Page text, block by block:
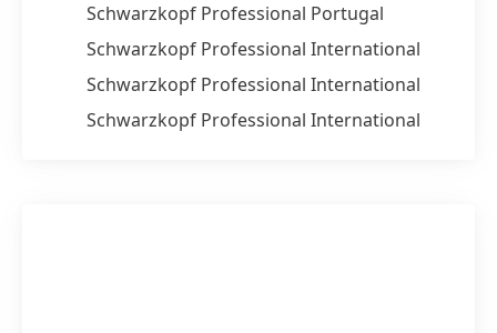
Schwarzkopf Professional Portugal
Schwarzkopf Professional International
Schwarzkopf Professional International
Schwarzkopf Professional International